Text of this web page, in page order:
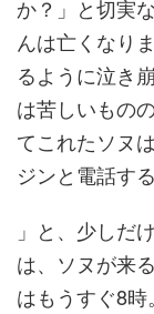
か？」と切実
んは亡くなり
るように泣き
は苦しいもの
てこれたソヌ
ジンと電話す
」と、少しだ
は、ソヌが来
はもうすぐ8